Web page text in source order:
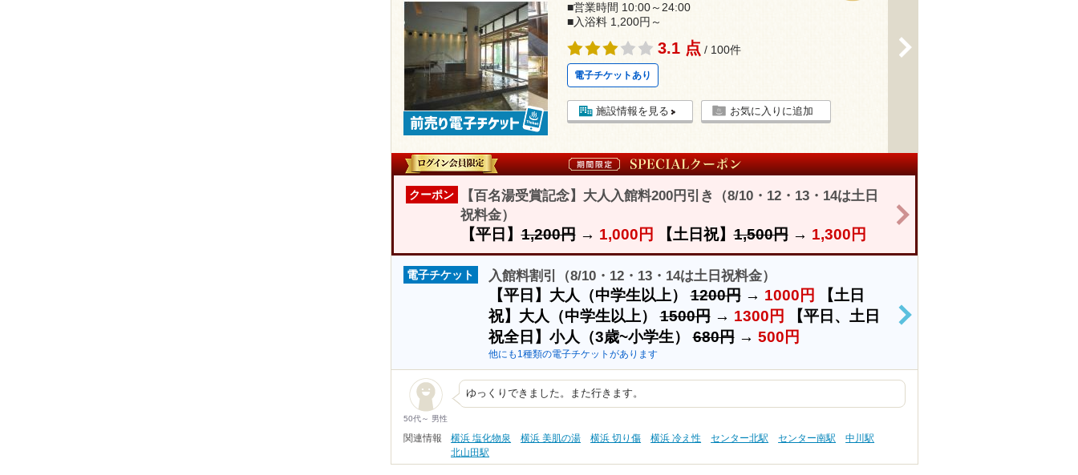
■営業時間 10:00～24:00
■入浴料 1,200円～
3.1 点 / 100件
電子チケットあり
施設情報を見る お気に入りに追加
クーポン
【百名湯受賞記念】大人入館料200円引き（8/10・12・13・14は土日
祝料金）
【平日】1,200円→ 1,000円 【土日祝】1,500円→ 1,300円
電子チケット 入館料割引（8/10・12・13・14は土日祝料金）
【平日】大人（中学生以上）1200円→ 1000円
【土日
祝】大人（中学生以上）1500円→ 1300円
【平日、土日
祝全日】小人（3歳~小学生）680円→ 500円
他にも1種類の電子チケットがあります
>
50代～ 男性
ゆっくりできました。また行きます。
関連情報 横浜 塩化物泉 横浜 美肌の湯 横浜 切り傷 横浜 冷え性 センター北駅 センター南駅
中川駅
北山田駅